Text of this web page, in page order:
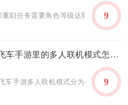
重刻任务需要角色等级达到60级才可
9
qq飞车手游里的多人联机模式怎么玩
车手游多人联机模式分为公开匹配与
9